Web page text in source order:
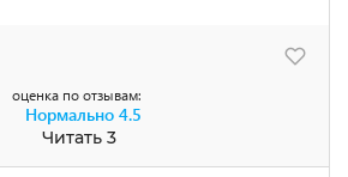
оценка по отзывам:
Нормально 4.5
Читать 3